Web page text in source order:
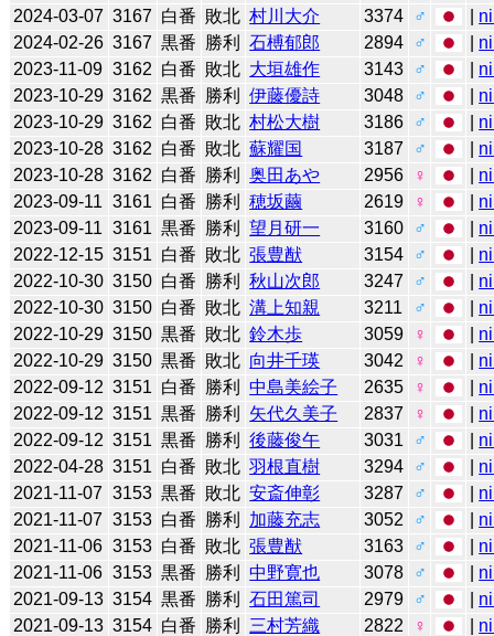
2024-03-07 3167 白番 敗北 村川大介 3374 ♂
2024-02-26 3167 黒番 勝利 石榑郁郎 2894 ♂
2023-11-09 3162 白番 敗北 大垣雄作 3143 ♂
2023-10-29 3162 黒番 勝利 伊藤優詩 3048 ♂
2023-10-29 3162 白番 敗北 村松大樹 3186 ♂
2023-10-28 3162 白番 敗北 蘇耀国 3187 ♂
2023-10-28 3162 白番 勝利 奥田あや 2956 ♀
2023-09-11 3161 白番 勝利 穂坂繭 2619 ♀
2023-09-11 3161 黒番 勝利 望月研一 3160 ♂
2022-12-15 3151 白番 敗北 張豊猷 3154 ♂
2022-10-30 3150 白番 勝利 秋山次郎 3247 ♂
2022-10-30 3150 白番 敗北 溝上知親 3211 ♂
2022-10-29 3150 黒番 敗北 鈴木歩 3059 ♀
2022-10-29 3150 黒番 敗北 向井千瑛 3042 ♀
2022-09-12 3151 白番 勝利 中島美絵子 2635 ♀
2022-09-12 3151 黒番 勝利 矢代久美子 2837 ♀
2022-09-12 3151 黒番 勝利 後藤俊午 3031 ♂
2022-04-28 3151 白番 敗北 羽根直樹 3294 ♂
2021-11-07 3153 黒番 敗北 安斎伸彰 3287 ♂
2021-11-07 3153 白番 勝利 加藤充志 3052 ♂
2021-11-06 3153 白番 敗北 張豊猷 3163 ♂
2021-11-06 3153 黒番 勝利 中野寛也 3078 ♂
2021-09-13 3154 黒番 勝利 石田篤司 2979 ♂
2021-09-13 3154 白番 勝利 三村芳織 2822 ♀